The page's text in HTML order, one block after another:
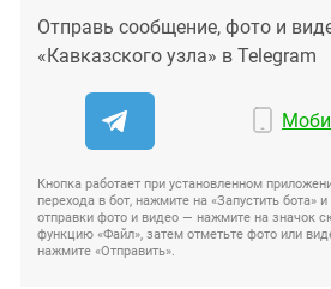
Отправь сообщение, фото и
«Кавказского узла» в Telegram
Кнопка работает при установленном
перехода в бот, нажмите на «Запустить бота»
отправки фото и видео — нажмите на значок
функцию «Файл», затем отметьте фото или
нажмите «Отправить».